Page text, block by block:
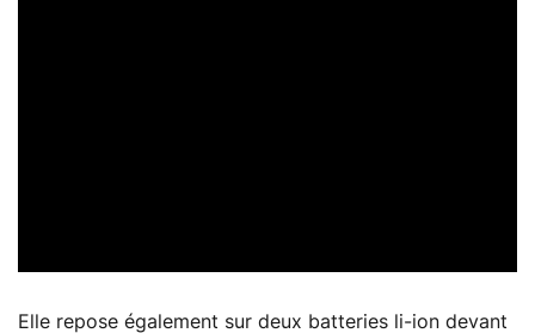
Elle repose également sur deux batteries li-ion devant